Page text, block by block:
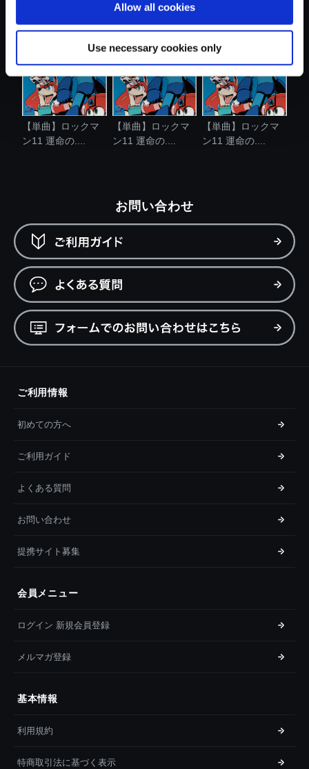
Allow all cookies
Use necessary cookies only
ン11 運命の....
【単曲】ロックマ
ン11 運命の....
【単曲】ロックマ
ン11 運命の....
【単曲】ロックマ
ン11 運命の....
お問い合わせ
ご利用情報
初めての方へ
ご利用ガイド
よくある質問
お問い合わせ
提携サイト募集
会員メニュー
ログイン 新規会員登録
メルマガ登録
基本情報
利用規約
特商取引法に基づく表示